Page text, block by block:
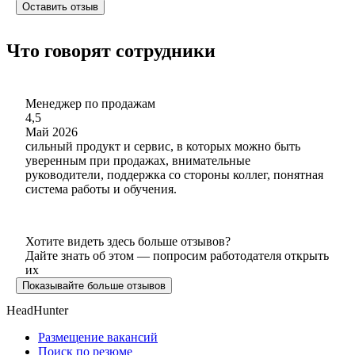
Оставить отзыв
Что говорят сотрудники
Менеджер по продажам
4,5
Май 2026
сильный продукт и сервис, в которых можно быть
уверенным при продажах, внимательные
руководители, поддержка со стороны коллег, понятная
система работы и обучения.
Хотите видеть здесь больше отзывов?
Дайте знать об этом — попросим работодателя открыть
их
Показывайте больше отзывов
HeadHunter
Размещение вакансий
Поиск по резюме